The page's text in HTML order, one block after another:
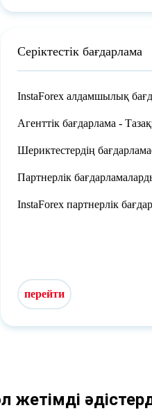
Серіктестік бағдарлама
InstaForex алдамшылық
Агенттік бағдарлама -
Шериктестердің
Партнерлік
InstaForex партнерлік
перейти
жетімді